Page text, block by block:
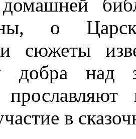
о
сюжеты
добра над
в